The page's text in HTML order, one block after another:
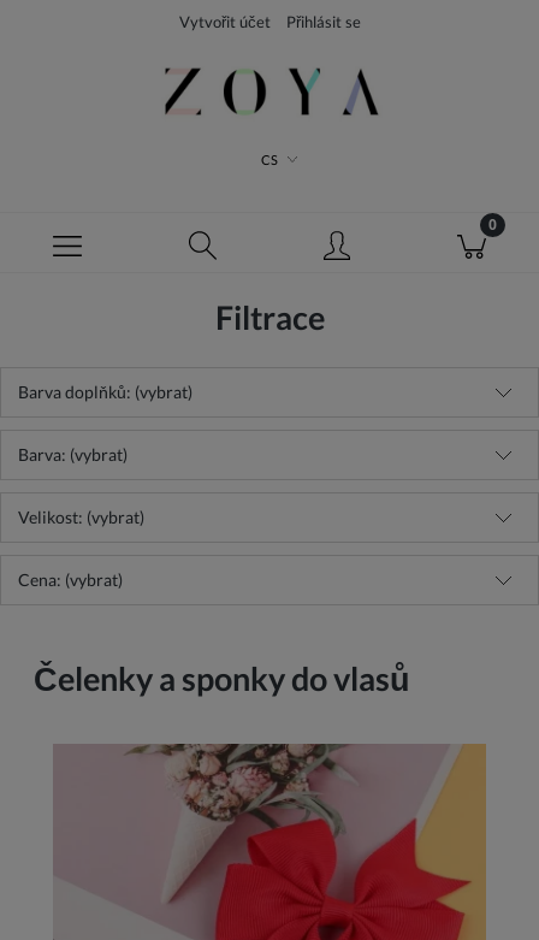
Vytvořit účet Přihlásit se
CS
Filtrace
Barva doplňků: (vybrat)
Barva: (vybrat)
Velikost: (vybrat)
Cena: (vybrat)
Čelenky a sponky do vlasů